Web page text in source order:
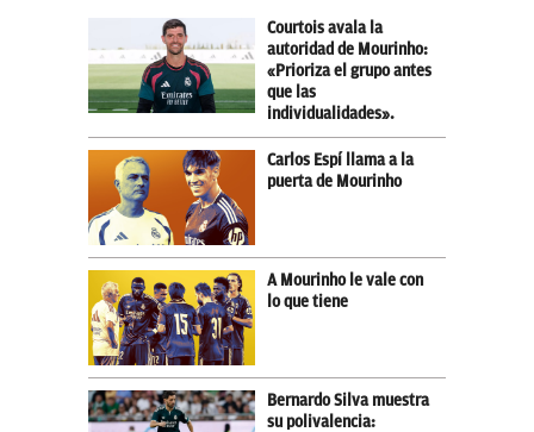
Courtois avala la
autoridad de Mourinho:
«Prioriza el grupo antes
que las
individualidades».
Carlos Espí llama a la
puerta de Mourinho
A Mourinho le vale con
lo que tiene
Bernardo Silva muestra
su polivalencia: